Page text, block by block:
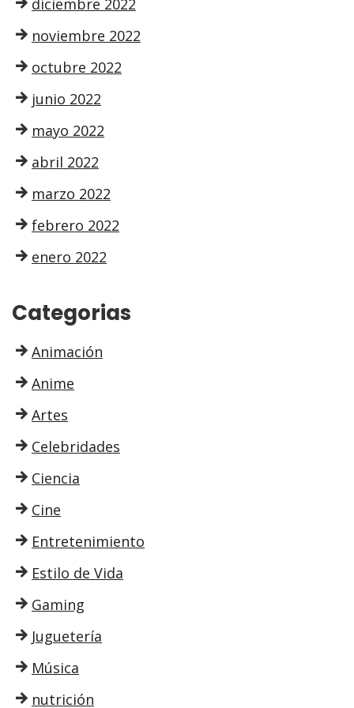
noviembre 2022
octubre 2022
junio 2022
mayo 2022
abril 2022
marzo 2022
febrero 2022
enero 2022
Categorias
Animación
Anime
Artes
Celebridades
Ciencia
Cine
Entretenimiento
Estilo de Vida
Gaming
Juguetería
Música
nutrición